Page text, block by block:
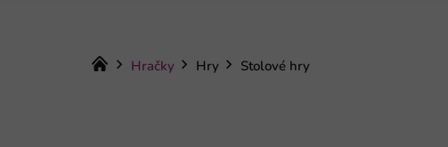
Domov
Hračky Hry Stolové hry